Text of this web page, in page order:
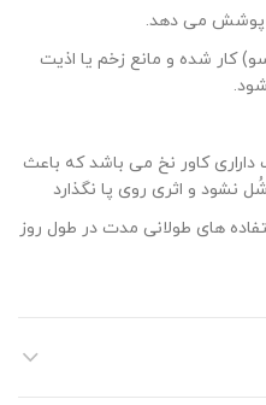
پوشش می دهد.
کار شده و مانع زخم یا اذیت
کاور نخ می باشد که باعث
و اثری روی پا نگذارد
های طولانی مدت در طول روز